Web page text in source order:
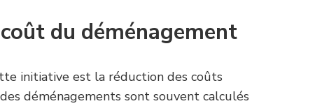
du déménagement
initiative est la réduction des coûts
déménagements sont souvent calculés